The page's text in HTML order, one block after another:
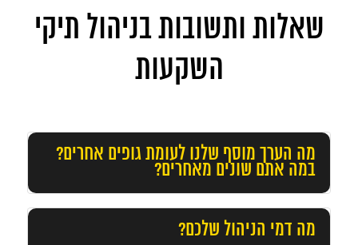
שאלות ותשובות בניהול תיקי
השקעות
מה הערך מוסף שלנו לעומת גופים אחרים?
במה אתם שונים מאחרים?
מה דמי הניהול שלכם?